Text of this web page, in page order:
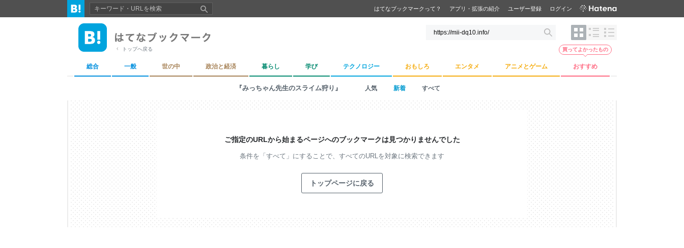
はてなブックマークって？ アプリ・拡張の紹介 ユーザー登録 ログイン
トップへ戻る
総合 一般 世の中 政治と経済 暮らし 学び テクノロジー おもしろ エンタメ アニメとゲーム おすすめ
買ってよかったもの
『みっちゃん先生のスライム狩り』 人気 新着 すべて
ご指定のURLから始まるページへのブックマークは見つかりませんでした
条件を「すべて」にすることで、 すべてのURLを対象に検索できます
トップページに戻る